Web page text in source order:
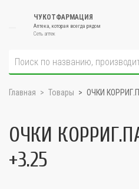
ЧУКОТФАРМАЦИЯ
Аптека, которая всегда рядом
Сеть аптек
Главная Товары ОЧКИ
ОЧКИ
+3.25